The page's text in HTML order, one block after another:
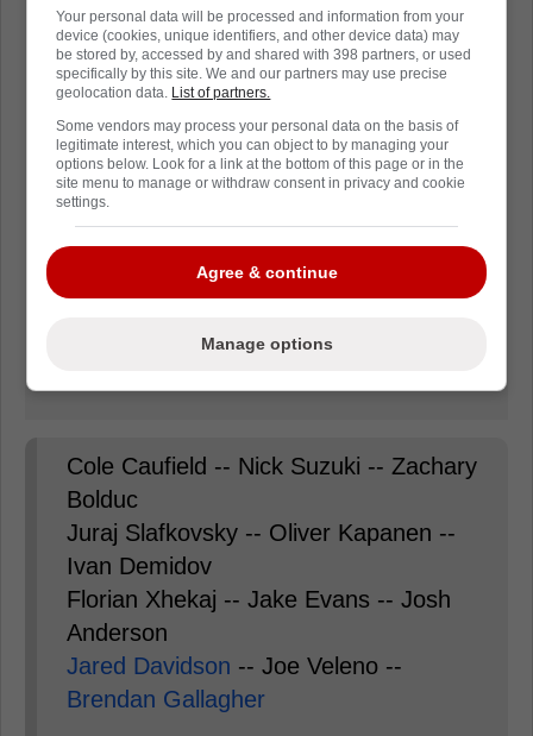
Cole Caufield -- Nick Suzuki -- Zachary
Bolduc
Juraj Slafkovsky -- Oliver Kapanen --
Ivan Demidov
Florian Xhekaj -- Jake Evans -- Josh
Anderson
Jared Davidson -- Joe Veleno --
Brendan Gallagher
Your personal data will be processed and information from your
device (cookies, unique identifiers, and other device data) may
be stored by, accessed by and shared with 398 partners, or used
specifically by this site. We and our partners may use precise
geolocation data. List of partners.
Some vendors may process your personal data on the basis of
legitimate interest, which you can object to by managing your
options below. Look for a link at the bottom of this page or in the
site menu to manage or withdraw consent in privacy and cookie
settings.
Agree & continue
Manage options